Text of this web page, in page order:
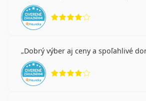
Dobrý výber aj ceny a spoľahlivé